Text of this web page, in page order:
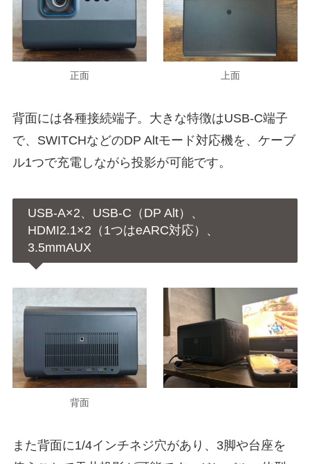
正面 上面
背面には各種接続端子。大きな特徴はUSB-C端子
で、SWITCHなどのDP Altモード対応機を、ケーブ
ル1つで充電しながら投影が可能です。
USB-A×2、USB-C（DP Alt）、
HDMI2.1×2（1つはeARC対応）、
3.5mmAUX
背面
また背面に1/4インチネジ穴があり、3脚や台座を